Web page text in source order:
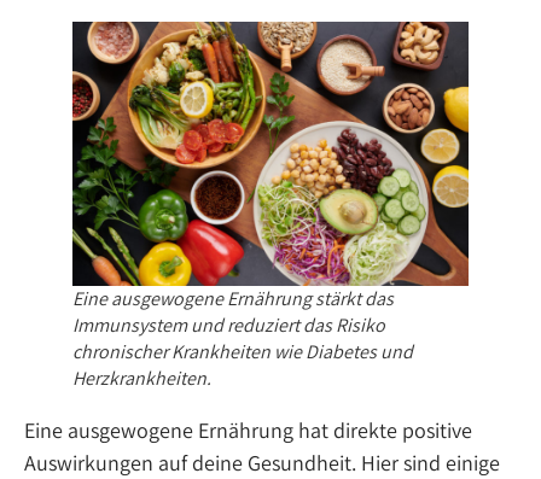
Eine ausgewogene Ernährung stärkt das
Immunsystem und reduziert das Risiko
chronischer Krankheiten wie Diabetes und
Herzkrankheiten.
Eine ausgewogene Ernährung hat direkte positive
Auswirkungen auf deine Gesundheit. Hier sind einige